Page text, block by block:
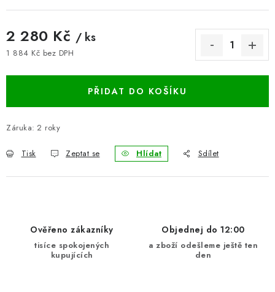
Cookies
Bezpečnostní certifikáty Moje objednávka
2 280 Kč / ks
1 884 Kč bez DPH
PŘIDAT DO KOŠÍKU
Záruka: 2 roky
Tisk Zeptat se Hlídat Sdílet
Ověřeno zákazníky
tisíce spokojených
kupujících
Objednej do 12:00
a zboží odešleme ještě ten
den